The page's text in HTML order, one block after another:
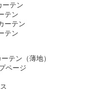
ーテン
テン
ーテン
テン
テン（薄地）
ページ